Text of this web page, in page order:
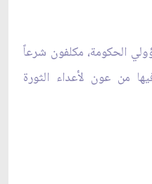
الحكومة، مكلفون شرعاً
من عون لأعداء الثورة